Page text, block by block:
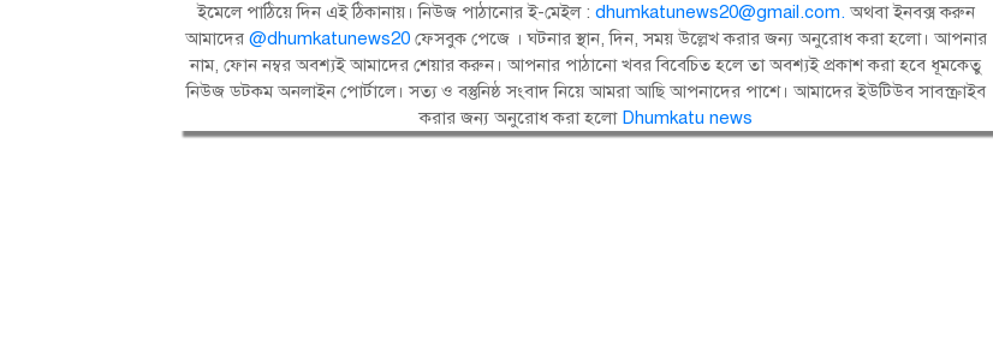
ইমেলে পাঠিয়ে দিন এই ঠিকানায়। নিউজ পাঠানোর ই-মেইল : dhumkatunews20@gmail.com. অথবা ইনবক্স করুন
আমাদের@dhumkatunews20 ফেসবুক পেজে । ঘটনার স্থান, দিন, সময় উল্লেখ করার জন্য অনুরোধ করা হলো। আপনার
নাম, ফোন নম্বর অবশ্যই আমাদের শেয়ার করুন। আপনার পাঠানো খবর বিবেচিত হলে তা অবশ্যই প্রকাশ করা হবে ধূমকেতু
নিউজ ডটকম অনলাইন পোর্টালে। সত্য ও বস্তুনিষ্ঠ সংবাদ নিয়ে আমরা আছি আপনাদের পাশে। আমাদের ইউটিউব সাবস্ক্রাইব
করার জন্য অনুরোধ করা হলো Dhumkatu news